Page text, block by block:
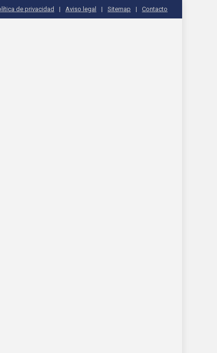
de privacidad Aviso legal Sitemap Contacto